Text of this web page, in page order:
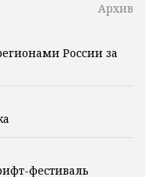
Архив
России за
фестиваль